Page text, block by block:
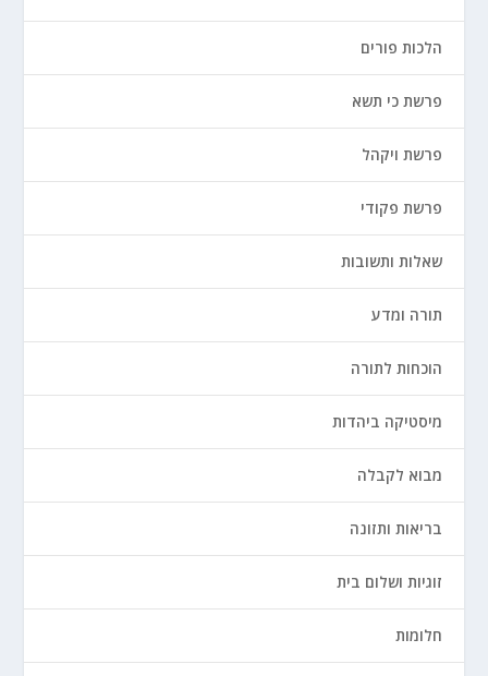
הלכות פורים
פרשת כי תשא
פרשת ויקהל
פרשת פקודי
שאלות ותשובות
תורה ומדע
הוכחות לתורה
מיסטיקה ביהדות
מבוא לקבלה
בריאות ותזונה
זוגיות ושלום בית
חלומות